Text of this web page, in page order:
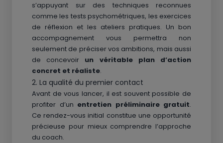
s’appuyant sur des techniques reconnues
comme les tests psychométriques, les exercices
de réflexion et les ateliers pratiques. Un bon
accompagnement vous permettra non
seulement de préciser vos ambitions, mais aussi
de concevoir un véritable plan d’action
concret et réaliste.
2. La qualité du premier contact
Avant de vous lancer, il est souvent possible de
profiter d’un entretien préliminaire gratuit.
Ce rendez-vous initial constitue une opportunité
précieuse pour mieux comprendre l’approche
du coach.